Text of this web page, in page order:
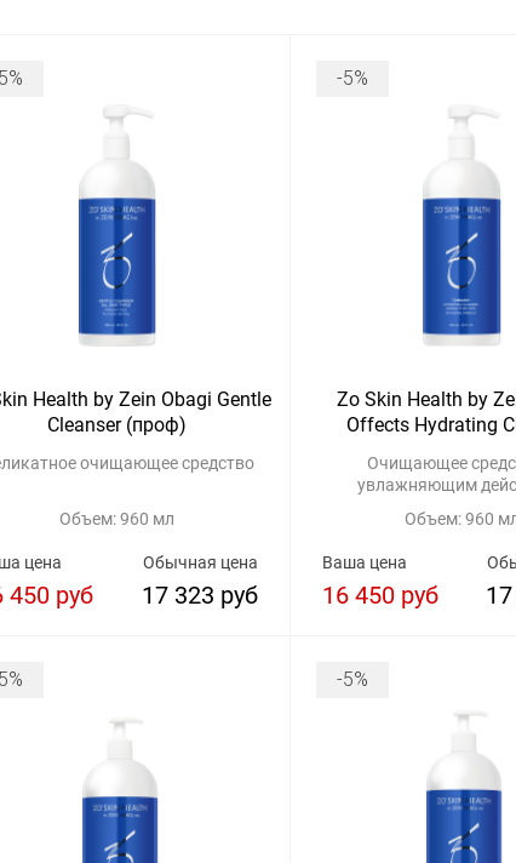
Health by Zein Obagi Gentle
Cleanser (проф)
очищающее средство
Объем: 960 мл
Обычная цена
17 323 руб
цена
450 руб
-5%
Zo Skin Health by
Offects Hydrating
Очищающее
увлажняющим
Объем: 960
Ваша цена
16 450 руб
-5%